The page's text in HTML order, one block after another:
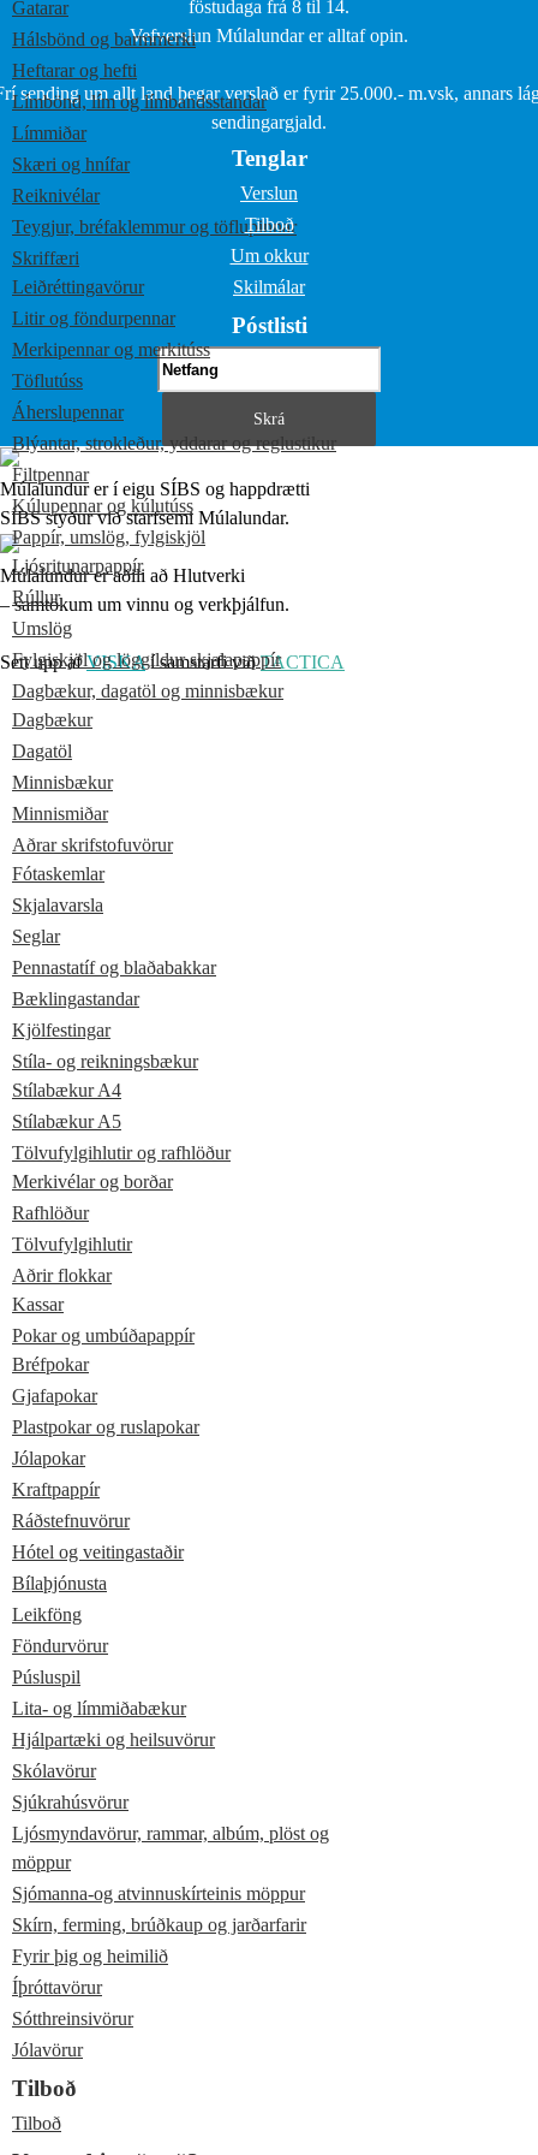
Gatarar
Hálsbönd og barmmerki
Heftarar og hefti
Límbönd, lím og límbandsstandar
Límmiðar
Skæri og hnífar
Reiknivélar
Teygjur, bréfaklemmur og töflupinnar
Skriffæri
Leiðréttingavörur
Litir og föndurpennar
Merkipennar og merkitúss
Töflutúss
Áherslupennar
Blýantar, strokleður, yddarar og reglustikur
Filtpennar
Kúlupennar og kúlutúss
Pappír, umslög, fylgiskjöl
Ljósritunarpappír
Rúllur
Umslög
Fylgiskjöl og löggildur skjalapappír
Dagbækur, dagatöl og minnisbækur
Dagbækur
Dagatöl
Minnisbækur
Minnismiðar
Aðrar skrifstofuvörur
Fótaskemlar
Skjalavarsla
Seglar
Pennastatíf og blaðabakkar
Bæklingastandar
Kjölfestingar
Stíla- og reikningsbækur
Stílabækur A4
Stílabækur A5
Tölvufylgihlutir og rafhlöður
Merkivélar og borðar
Rafhlöður
Tölvufylgihlutir
Aðrir flokkar
Kassar
Pokar og umbúðapappír
Bréfpokar
Gjafapokar
Plastpokar og ruslapokar
Jólapokar
Kraftpappír
Ráðstefnuvörur
Hótel og veitingastaðir
Bílaþjónusta
Leikföng
Föndurvörur
Púsluspil
Lita- og límmiðabækur
Hjálpartæki og heilsuvörur
Skólavörur
Sjúkrahúsvörur
Ljósmyndavörur, rammar, albúm, plöst og
möppur
Sjómanna-og atvinnuskírteinis möppur
Skírn, ferming, brúðkaup og jarðarfarir
Fyrir þig og heimilið
Íþróttavörur
Sótthreinsivörur
Jólavörur
Tilboð
Tilboð
föstudaga frá 8 til 14.
Vefverslun Múlalundar er alltaf opin.
sending um allt land þegar verslað er fyrir 25.000.- m.vsk, annars
sendingargjald.
Tenglar
Verslun
Tilboð
Um okkur
Skilmálar
Póstlisti
Múlalundur er í eigu SÍBS og happdrætti
SÍBS styður við starfsemi Múlalundar.
Múlalundur er aðili að Hlutverki
– samtökum um vinnu og verkþjálfun.
Sett upp afVISKAí samstarfi viðTACTICA